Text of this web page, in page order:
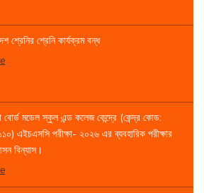
শ্রেনির শ্রেনি কার্যক্রম বন্ধ
বোর্ড মডেল স্কুল এন্ড কলেজ কেন্দ্রে (কেন্দ্র কোড:
এইচএসসি পরীক্ষা- ২০২৬ এর ব্যবহারিক পরীক্ষার
বিন্যাস।